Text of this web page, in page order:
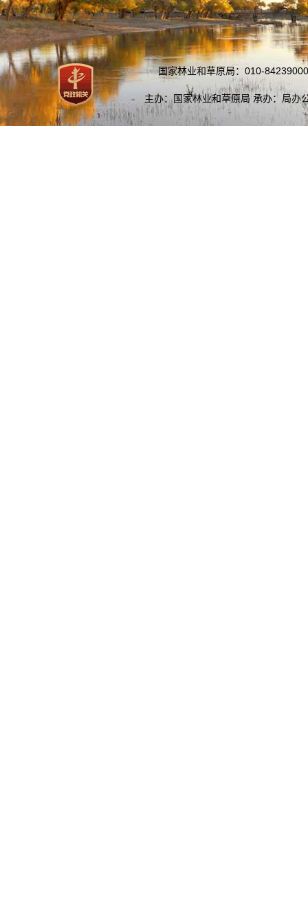
国家林业和草原局：010-
主办：国家林业和草原局 承办：局办